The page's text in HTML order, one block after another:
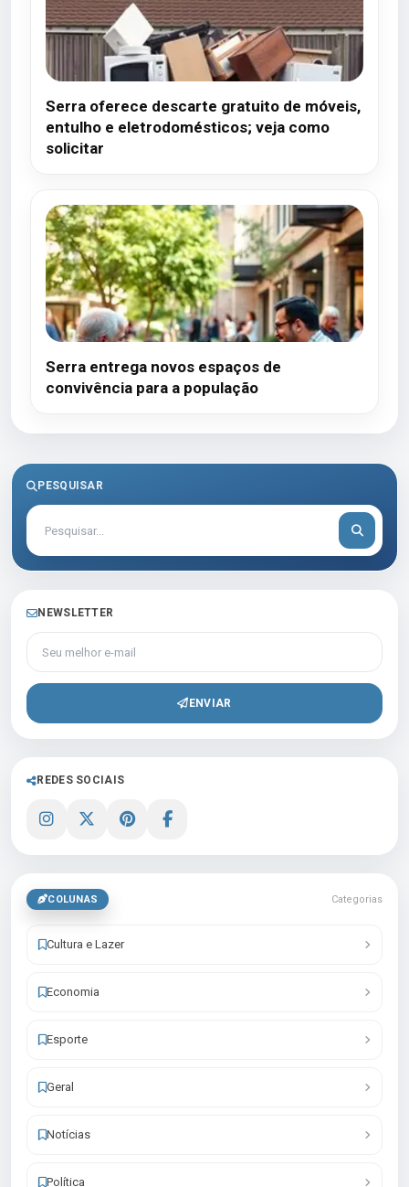
Serra oferece descarte gratuito de móveis,
entulho e eletrodomésticos; veja como
solicitar
Serra entrega novos espaços de
convivência para a população
PESQUISAR
NEWSLETTER
Seu melhor e-mail
ENVIAR
REDES SOCIAIS
COLUNAS Categorias
Cultura e Lazer
Economia
Esporte
Geral
Notícias
Política